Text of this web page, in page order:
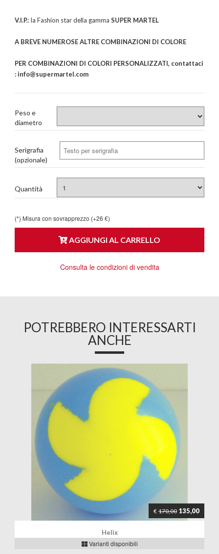
V.I.P.: la Fashion star della gamma SUPER MARTEL
A BREVE NUMEROSE ALTRE COMBINAZIONI DI COLORE
PER COMBINAZIONI DI COLORI PERSONALIZZATI, contattaci
: info@supermartel.com
Peso e
diametro
Serigrafia
(opzionale)
Quantità
(*) Misura con sovrapprezzo (+26 €)
AGGIUNGI AL CARRELLO
Consulta le condizioni di vendita
POTREBBERO INTERESSARTI
ANCHE
€ 170,00 135,00
Helix
Varianti disponibili